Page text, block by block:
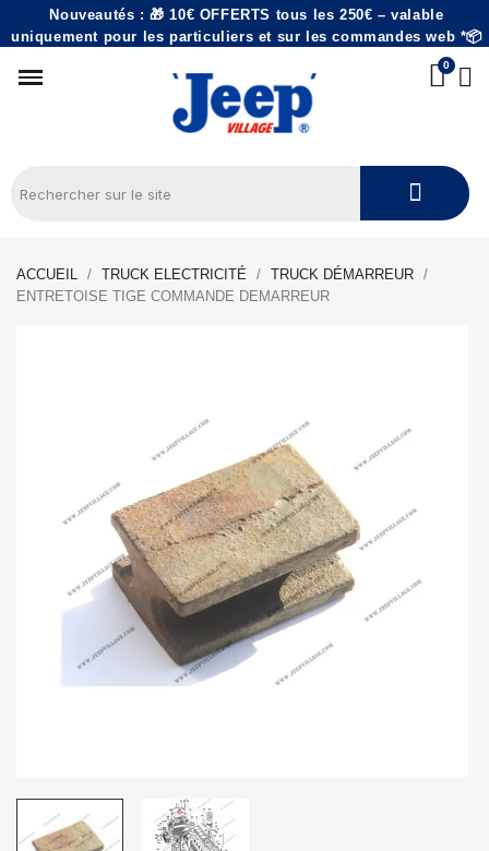
Nouveautés : 🎁 10€ OFFERTS tous les 250€ – valable
uniquement pour les particuliers et sur les commandes web *📦
ACCUEIL TRUCK ELECTRICITÉ
TRUCK DÉMARREUR
ENTRETOISE TIGE COMMANDE DEMARREUR